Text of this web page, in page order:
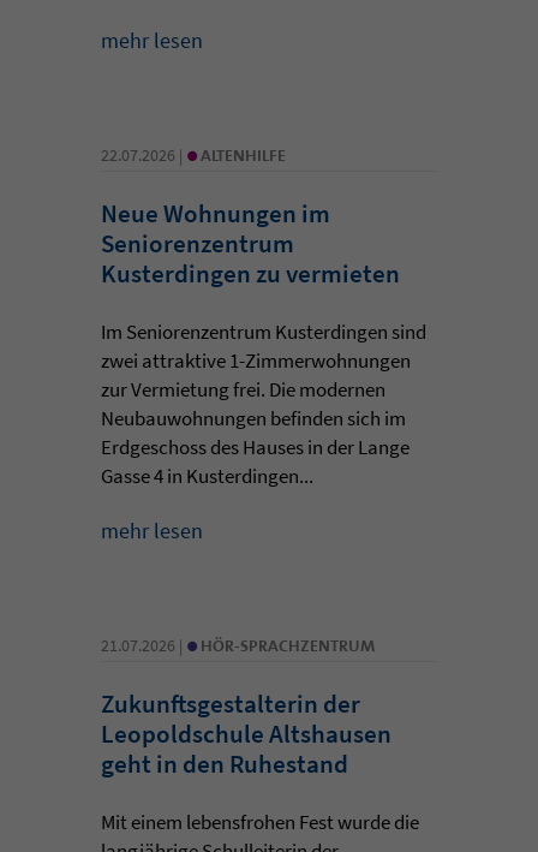
mehr lesen
22.07.2026 | • ALTENHILFE
Neue Wohnungen im
Seniorenzentrum
Kusterdingen zu vermieten
Im Seniorenzentrum Kusterdingen sind
zwei attraktive 1-Zimmerwohnungen
zur Vermietung frei. Die modernen
Neubauwohnungen befinden sich im
Erdgeschoss des Hauses in der Lange
Gasse 4 in Kusterdingen...
mehr lesen
21.07.2026 | • HÖR-SPRACHZENTRUM
Zukunftsgestalterin der
Leopoldschule Altshausen
geht in den Ruhestand
Mit einem lebensfrohen Fest wurde die